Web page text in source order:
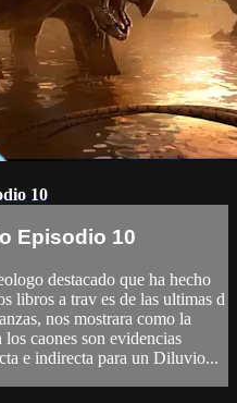
10
Episodio 10
destacado que ha hecho
libros a trav es de las ultimas d
nos mostrara como la
caones son evidencias
e indirecta para un Diluvio...